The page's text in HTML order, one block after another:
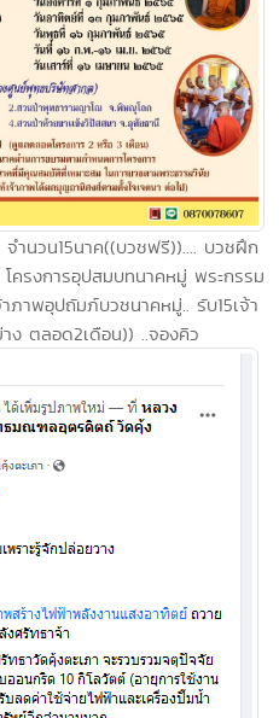
นวน15นาค((บวชฟรี)).... บวชฝึก
ครงการอุปสมบทนาคหมู่ พระกรรม
ภาพอุปถัมภ์บวชนาคหมู่.. รับ15เจ้า
ง ตลอด2เดือน)) ..จองคิว